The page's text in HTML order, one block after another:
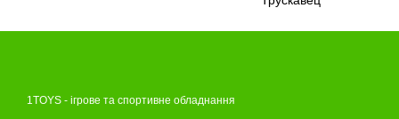
1TOYS - ігрове та спортивне обладнання